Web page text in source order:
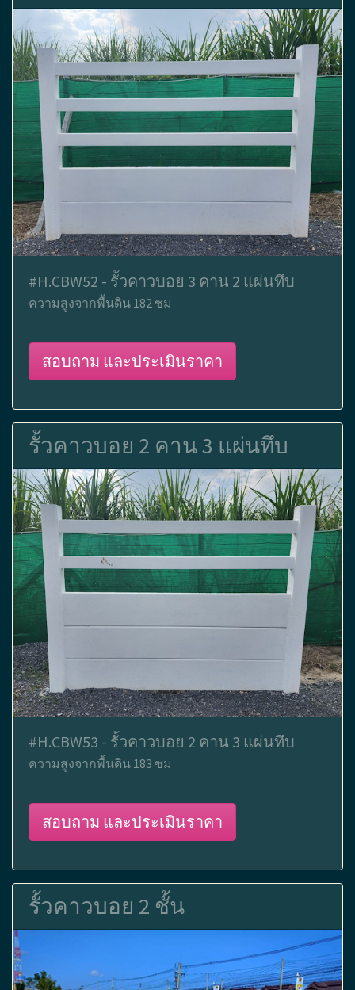
#H.CBW52 - รั้วคาวบอย 3 คาน 2 แผ่นทึบ
ความสูงจากพื้นดิน 182 ซม
สอบถาม และประเมินราคา
รั้วคาวบอย 2 คาน 3 แผ่นทึบ
#H.CBW53 - รั้วคาวบอย 2 คาน 3 แผ่นทึบ
ความสูงจากพื้นดิน 183 ซม
สอบถาม และประเมินราคา
รั้วคาวบอย 2 ชั้น